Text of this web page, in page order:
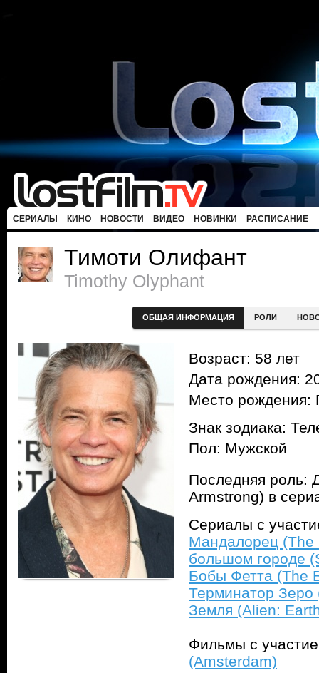
СЕРИАЛЫ КИНО НОВОСТИ ВИДЕО НОВИНКИ РАСПИСАНИЕ
Тимоти Олифант
Timothy Olyphant
ОБЩАЯ ИНФОРМАЦИЯ РОЛИ
Возраст: 58 лет
Дата рождения:
Место рождения:
Знак зодиака:
Пол: Мужской
Последняя роль:
Armstrong) в
Сериалы с
Мандалорец (The
большом городе
Бобы Фетта (The
Терминатор Зеро
Земля (Alien:
Фильмы с
(Amsterdam)